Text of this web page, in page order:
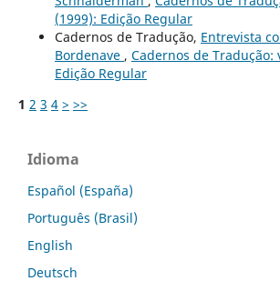
(1999): Edição Regular
Cadernos de Tradução, Entrevista
Bordenave , Cadernos de Tradução:
Edição Regular
1 2 3 4 > >>
Idioma
Español (España)
Português (Brasil)
English
Deutsch